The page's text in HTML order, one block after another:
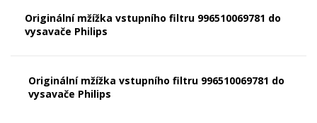
Originální mžížka vstupního filtru 996510069781 do
vysavače Philips
Originální mžížka vstupního filtru 996510069781 do
vysavače Philips